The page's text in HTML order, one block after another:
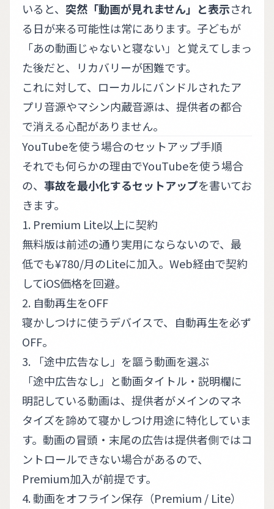
いると、 突然「動画が見れません」と表示され
る日が来る可能性は常にあります。子どもが
「あの動画じゃないと寝ない」と覚えてしまっ
た後だと、リカバリーが困難です。
これに対して、ローカルにバンドルされたア
プリ音源やマシン内蔵音源は、提供者の都合
で消える心配がありません。
YouTubeを使う場合のセットアップ手順
それでも何らかの理由でYouTubeを使う場合
の、 事故を最小化するセットアップを書いてお
きます。
1. Premium Lite以上に契約
無料版は前述の通り実用にならないので、最
低でも¥780/月のLiteに加入。Web経由で契約
してiOS価格を回避。
2. 自動再生をOFF
寝かしつけに使うデバイスで、自動再生を必ず
OFF。
3. 「途中広告なし」を謳う動画を選ぶ
「途中広告なし」と動画タイトル・説明欄に
明記している動画は、提供者がメインのマネ
タイズを諦めて寝かしつけ用途に特化していま
す。動画の冒頭・末尾の広告は提供者側ではコ
ントロールできない場合があるので、
Premium加入が前提です。
4. 動画をオフライン保存（Premium / Lite）